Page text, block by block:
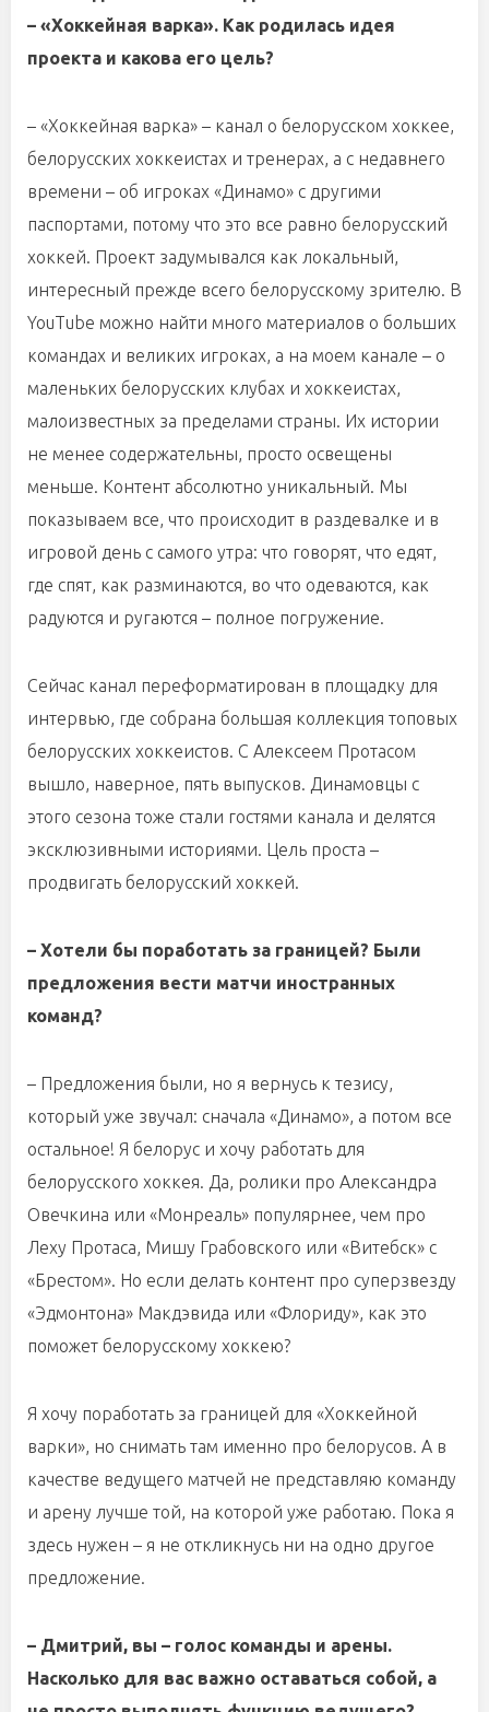
– «Хоккейная варка». Как родилась идея
проекта и какова его цель?
– «Хоккейная варка» – канал о белорусском хоккее,
белорусских хоккеистах и тренерах, а с недавнего
времени – об игроках «Динамо» с другими
паспортами, потому что это все равно белорусский
хоккей. Проект задумывался как локальный,
интересный прежде всего белорусскому зрителю. В
YouTube можно найти много материалов о больших
командах и великих игроках, а на моем канале – о
маленьких белорусских клубах и хоккеистах,
малоизвестных за пределами страны. Их истории
не менее содержательны, просто освещены
меньше. Контент абсолютно уникальный. Мы
показываем все, что происходит в раздевалке и в
игровой день с самого утра: что говорят, что едят,
где спят, как разминаются, во что одеваются, как
радуются и ругаются – полное погружение.
Сейчас канал переформатирован в площадку для
интервью, где собрана большая коллекция топовых
белорусских хоккеистов. С Алексеем Протасом
вышло, наверное, пять выпусков. Динамовцы с
этого сезона тоже стали гостями канала и делятся
эксклюзивными историями. Цель проста –
продвигать белорусский хоккей.
– Хотели бы поработать за границей? Были
предложения вести матчи иностранных
команд?
– Предложения были, но я вернусь к тезису,
который уже звучал: сначала «Динамо», а потом все
остальное! Я белорус и хочу работать для
белорусского хоккея. Да, ролики про Александра
Овечкина или «Монреаль» популярнее, чем про
Леху Протаса, Мишу Грабовского или «Витебск» с
«Брестом». Но если делать контент про суперзвезду
«Эдмонтона» Макдэвида или «Флориду», как это
поможет белорусскому хоккею?
Я хочу поработать за границей для «Хоккейной
варки», но снимать там именно про белорусов. А в
качестве ведущего матчей не представляю команду
и арену лучше той, на которой уже работаю. Пока я
здесь нужен – я не откликнусь ни на одно другое
предложение.
– Дмитрий, вы – голос команды и арены.
Насколько для вас важно оставаться собой, а